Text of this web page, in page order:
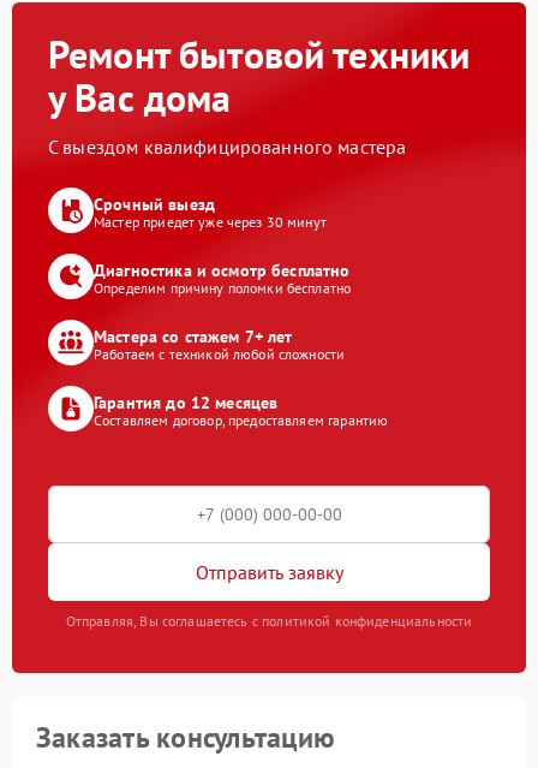
Ремонт бытовой техники
у Вас дома
С выездом квалифицированного мастера
Срочный выезд
Мастер приедет уже через 30 минут
Диагностика и осмотр бесплатно
Определим причину поломки бесплатно
Мастера со стажем 7+ лет
Работаем с техникой любой сложности
Гарантия до 12 месяцев
Составляем договор, предоставляем гарантию
Отправить заявку
Отправляя, Вы соглашаетесь с политикой конфиденциальности
Заказать консультацию